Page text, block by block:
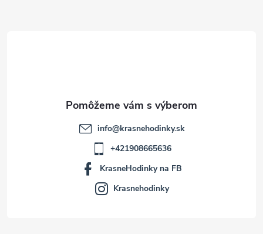
info@krasnehodinky.sk
+421908665636
KrasneHodinky na FB
Krasnehodinky